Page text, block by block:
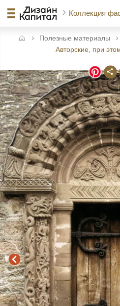
Коллекция
Полезные материалы
Авторские, при